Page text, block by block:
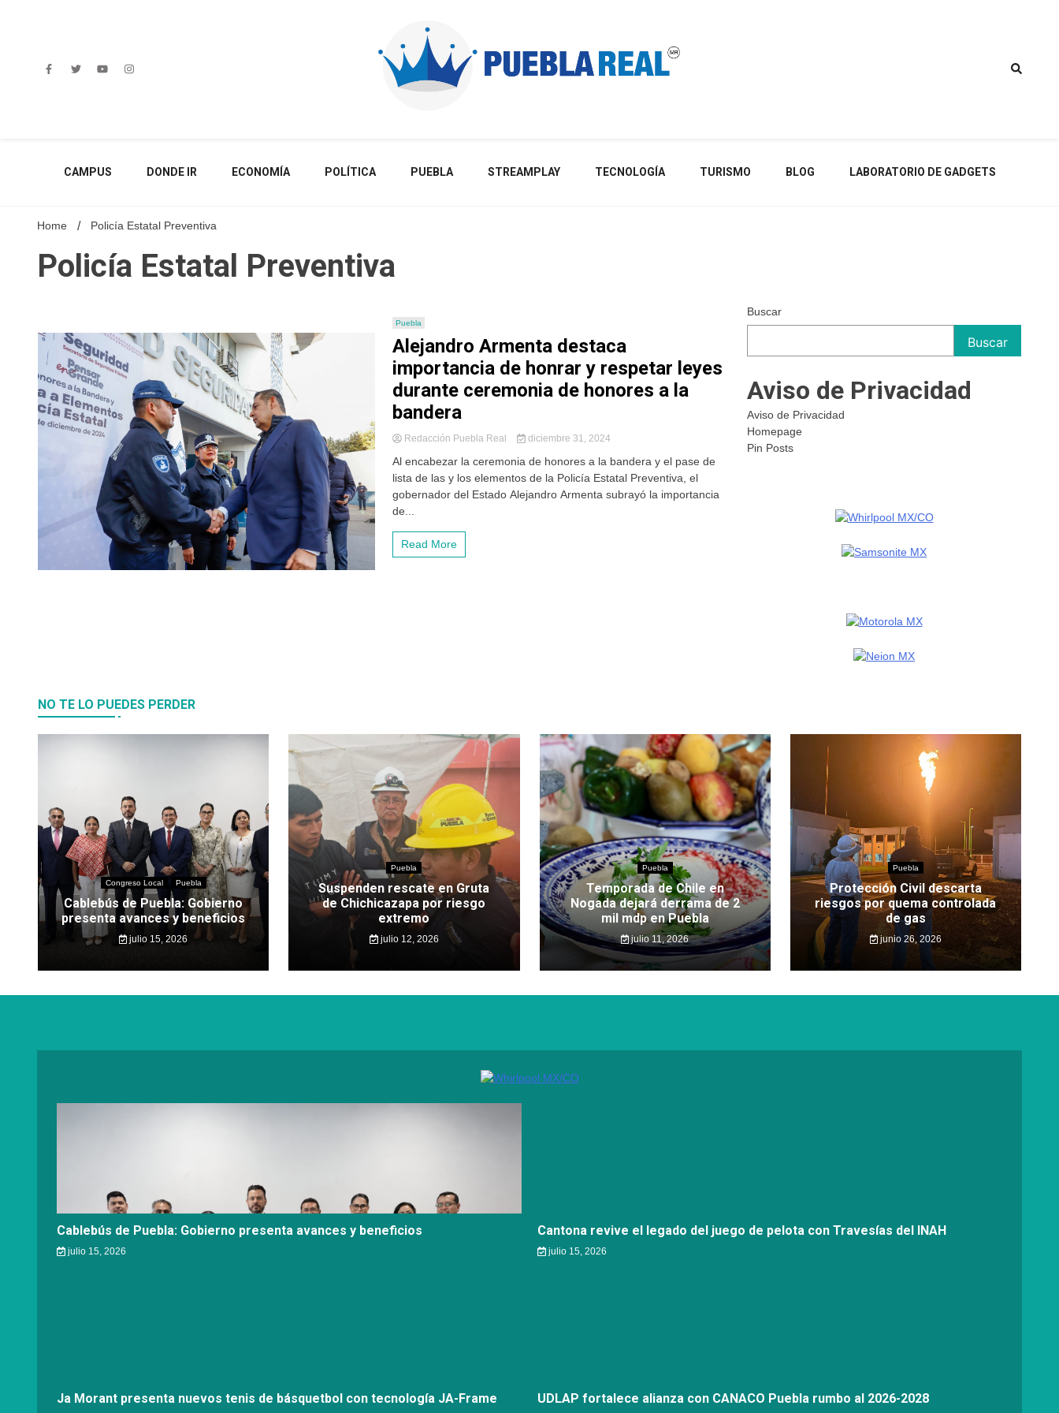
CAMPUS DONDE IR ECONOMÍA POLÍTICA PUEBLA STREAMPLAY TECNOLOGÍA TURISMO BLOG LABORATORIO DE GADGETS
Home Policía Estatal Preventiva
Policía Estatal Preventiva
Puebla
Alejandro Armenta destaca
importancia de honrar y respetar leyes
durante ceremonia de honores a la
bandera
Redacción Puebla Real diciembre 31, 2024
Al encabezar la ceremonia de honores a la bandera y el pase de
lista de las y los elementos de la Policía Estatal Preventiva, el
gobernador del Estado Alejandro Armenta subrayó la importancia
de...
Read More
Buscar
Buscar
Aviso de Privacidad
Aviso de Privacidad
Homepage
Pin Posts
NO TE LO PUEDES PERDER
Congreso Local Puebla
Cablebús de Puebla: Gobierno
presenta avances y beneficios
julio 15, 2026
Puebla
Suspenden rescate en Gruta
de Chichicazapa por riesgo
extremo
julio 12, 2026
Puebla
Temporada de Chile en
Nogada dejará derrama de 2
mil mdp en Puebla
julio 11, 2026
Puebla
Protección Civil descarta
riesgos por quema controlada
de gas
junio 26, 2026
Cablebús de Puebla: Gobierno presenta avances y beneficios
julio 15, 2026
Cantona revive el legado del juego de pelota con Travesías del INAH
julio 15, 2026
Ja Morant presenta nuevos tenis de básquetbol con tecnología JA-Frame UDLAP fortalece alianza con CANACO Puebla rumbo al 2026-2028